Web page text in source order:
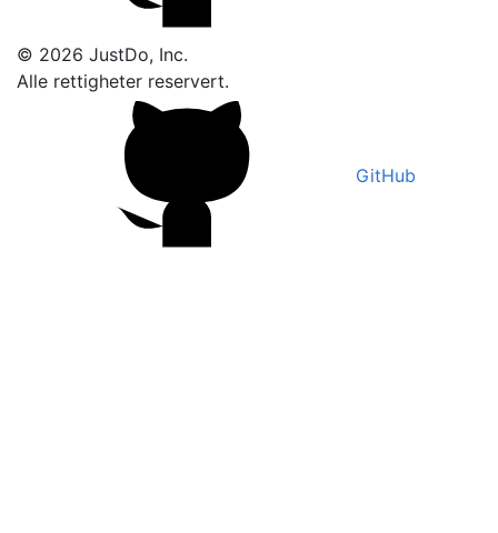
© 2026 JustDo, Inc.
Alle rettigheter reservert.
GitHub